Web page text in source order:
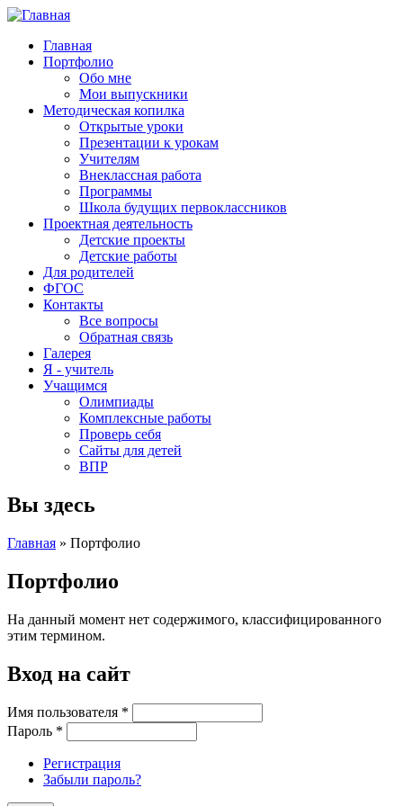
Главная
Портфолио
Обо мне
Мои выпускники
Методическая копилка
Открытые уроки
Презентации к урокам
Учителям
Внеклассная работа
Программы
Школа будущих первоклассников
Проектная деятельность
Детские проекты
Детские работы
Для родителей
ФГОС
Контакты
Все вопросы
Обратная связь
Галерея
Я - учитель
Учащимся
Олимпиады
Комплексные работы
Проверь себя
Сайты для детей
ВПР
Вы здесь
Главная » Портфолио
Портфолио
На данный момент нет содержимого, классифицированного
этим термином.
Вход на сайт
Имя пользователя *
Пароль *
Регистрация
Забыли пароль?